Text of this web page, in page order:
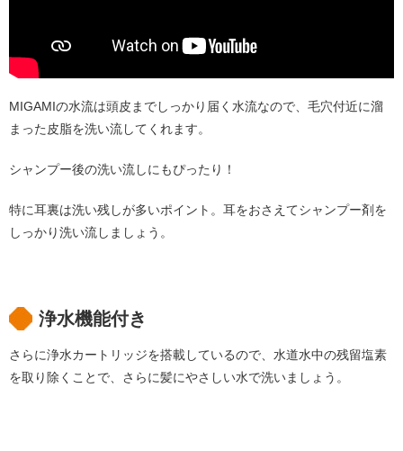
MIGAMIの水流は頭皮までしっかり届く水流なので、毛穴付近に溜
まった皮脂を洗い流してくれます。
シャンプー後の洗い流しにもぴったり！
特に耳裏は洗い残しが多いポイント。耳をおさえてシャンプー剤を
しっかり洗い流しましょう。
浄水機能付き
さらに浄水カートリッジを搭載しているので、水道水中の残留塩素
を取り除くことで、さらに髪にやさしい水で洗いましょう。